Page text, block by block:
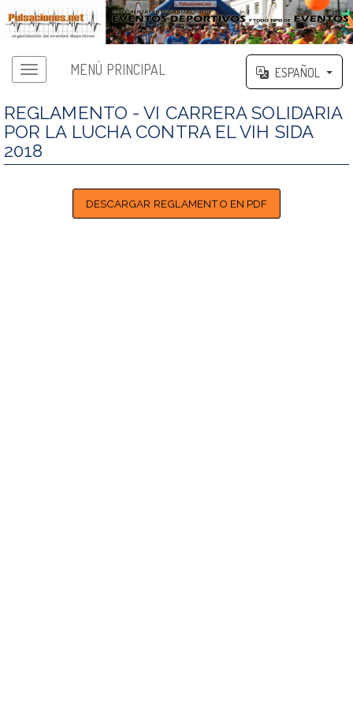
MENÚ PRINCIPAL ESPAÑOL
REGLAMENTO - VI CARRERA SOLIDARIA
POR LA LUCHA CONTRA EL VIH SIDA
2018
DESCARGAR REGLAMENTO EN PDF